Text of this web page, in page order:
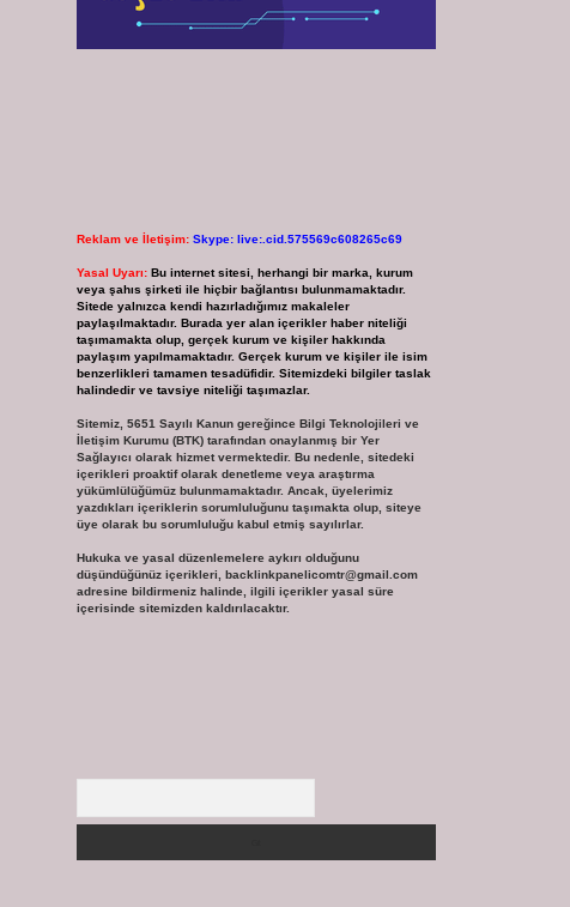
Reklam ve İletişim: Skype: live:.cid.575569c608265c69
Yasal Uyarı: Bu internet sitesi, herhangi bir marka, kurum
veya şahıs şirketi ile hiçbir bağlantısı bulunmamaktadır.
Sitede yalnızca kendi hazırladığımız makaleler
paylaşılmaktadır. Burada yer alan içerikler haber niteliği
taşımamakta olup, gerçek kurum ve kişiler hakkında
paylaşım yapılmamaktadır. Gerçek kurum ve kişiler ile isim
benzerlikleri tamamen tesadüfidir. Sitemizdeki bilgiler taslak
halindedir ve tavsiye niteliği taşımazlar.
Sitemiz, 5651 Sayılı Kanun gereğince Bilgi Teknolojileri ve
İletişim Kurumu (BTK) tarafından onaylanmış bir Yer
Sağlayıcı olarak hizmet vermektedir. Bu nedenle, sitedeki
içerikleri proaktif olarak denetleme veya araştırma
yükümlülüğümüz bulunmamaktadır. Ancak, üyelerimiz
yazdıkları içeriklerin sorumluluğunu taşımakta olup, siteye
üye olarak bu sorumluluğu kabul etmiş sayılırlar.
Hukuka ve yasal düzenlemelere aykırı olduğunu
düşündüğünüz içerikleri, backlinkpanelicomtr@gmail.com
adresine bildirmeniz halinde, ilgili içerikler yasal süre
içerisinde sitemizden kaldırılacaktır.